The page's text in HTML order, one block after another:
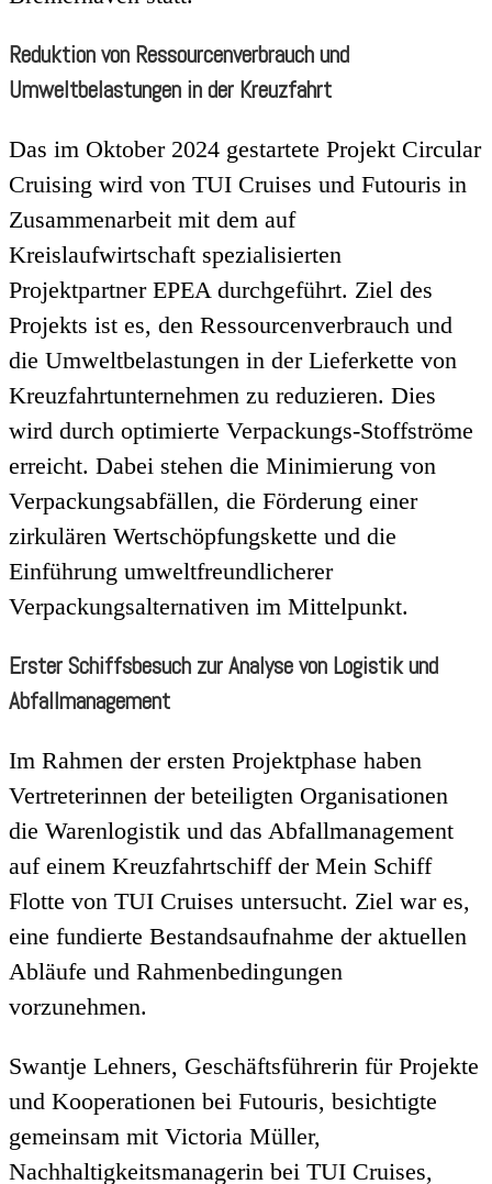
Reduktion von Ressourcenverbrauch und
Umweltbelastungen in der Kreuzfahrt
Das im Oktober 2024 gestartete Projekt Circular
Cruising wird von TUI Cruises und Futouris in
Zusammenarbeit mit dem auf
Kreislaufwirtschaft spezialisierten
Projektpartner EPEA durchgeführt. Ziel des
Projekts ist es, den Ressourcenverbrauch und
die Umweltbelastungen in der Lieferkette von
Kreuzfahrtunternehmen zu reduzieren. Dies
wird durch optimierte Verpackungs-Stoffströme
erreicht. Dabei stehen die Minimierung von
Verpackungsabfällen, die Förderung einer
zirkulären Wertschöpfungskette und die
Einführung umweltfreundlicherer
Verpackungsalternativen im Mittelpunkt.
Erster Schiffsbesuch zur Analyse von Logistik und
Abfallmanagement
Im Rahmen der ersten Projektphase haben
Vertreterinnen der beteiligten Organisationen
die Warenlogistik und das Abfallmanagement
auf einem Kreuzfahrtschiff der Mein Schiff
Flotte von TUI Cruises untersucht. Ziel war es,
eine fundierte Bestandsaufnahme der aktuellen
Abläufe und Rahmenbedingungen
vorzunehmen.
Swantje Lehners, Geschäftsführerin für Projekte
und Kooperationen bei Futouris, besichtigte
gemeinsam mit Victoria Müller,
Nachhaltigkeitsmanagerin bei TUI Cruises,